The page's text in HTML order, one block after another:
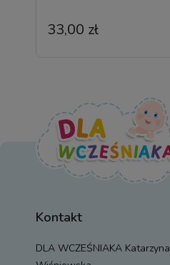
33,00 zł
Kontakt
DLA WCZEŚNIAKA Katarzyna